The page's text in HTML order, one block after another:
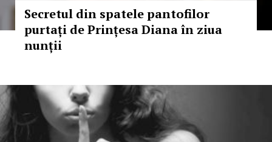
Secretul din spatele pantofilor
purtați de Prințesa Diana în ziua
nunții